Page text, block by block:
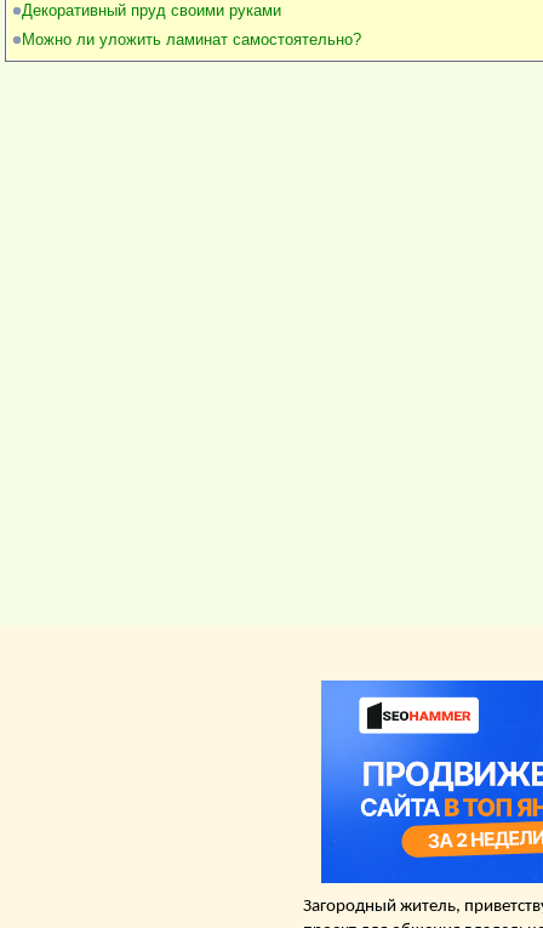
Декоративный пруд своими руками
Можно ли уложить ламинат самостоятельно?
Загородный житель,